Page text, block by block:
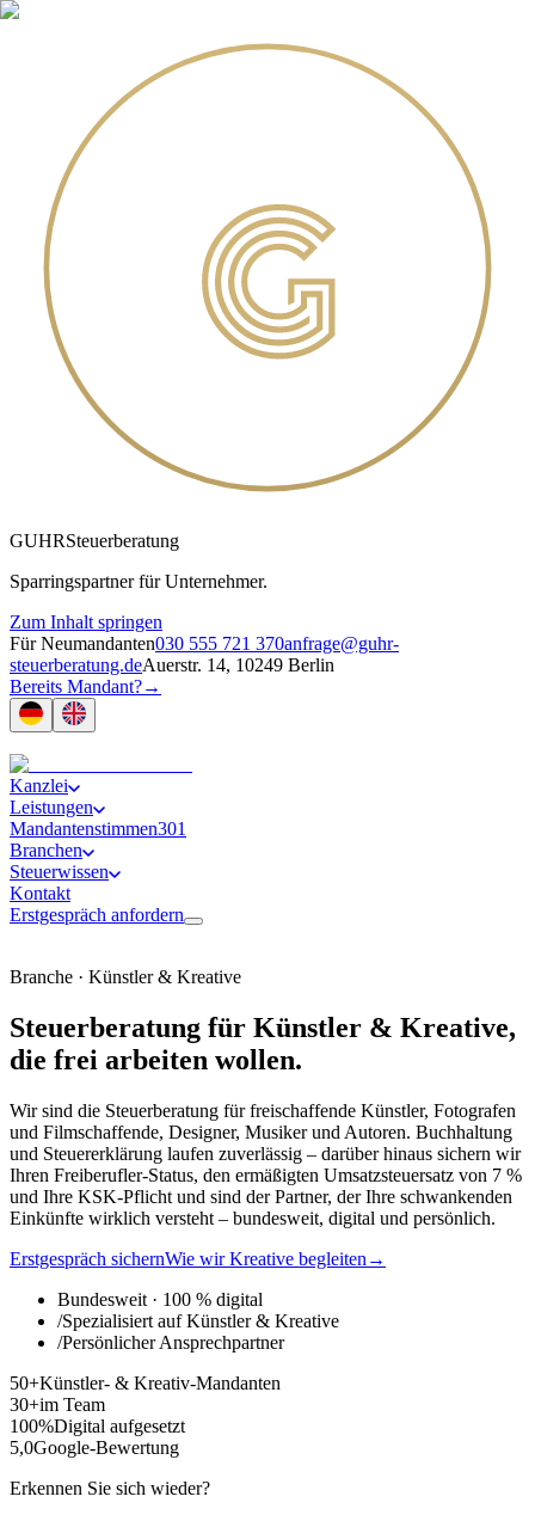
GUHRSteuerberatung
Sparringspartner für Unternehmer.
Zum Inhalt springen
Für Neumandanten030 555 721 370anfrage@guhr-
steuerberatung.deAuerstr. 14, 10249 Berlin
Bereits Mandant?→
Kanzlei
Leistungen
Mandantenstimmen301
Branchen
Steuerwissen
Kontakt
Erstgespräch anfordern
Branche · Künstler & Kreative
Steuerberatung für Künstler & Kreative,
die frei arbeiten wollen.
Wir sind die Steuerberatung für freischaffende Künstler, Fotografen
und Filmschaffende, Designer, Musiker und Autoren. Buchhaltung
und Steuererklärung laufen zuverlässig – darüber hinaus sichern wir
Ihren Freiberufler-Status, den ermäßigten Umsatzsteuersatz von 7 %
und Ihre KSK-Pflicht und sind der Partner, der Ihre schwankenden
Einkünfte wirklich versteht – bundesweit, digital und persönlich.
Erstgespräch sichernWie wir Kreative begleiten →
Bundesweit · 100 % digital
/Spezialisiert auf Künstler & Kreative
/Persönlicher Ansprechpartner
50+Künstler- & Kreativ-Mandanten
30+im Team
100%Digital aufgesetzt
5,0Google-Bewertung
Erkennen Sie sich wieder?